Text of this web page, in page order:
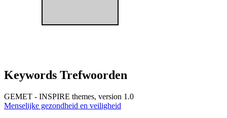
Keywords Trefwoorden
GEMET - INSPIRE themes, version 1.0
Menselijke gezondheid en veiligheid